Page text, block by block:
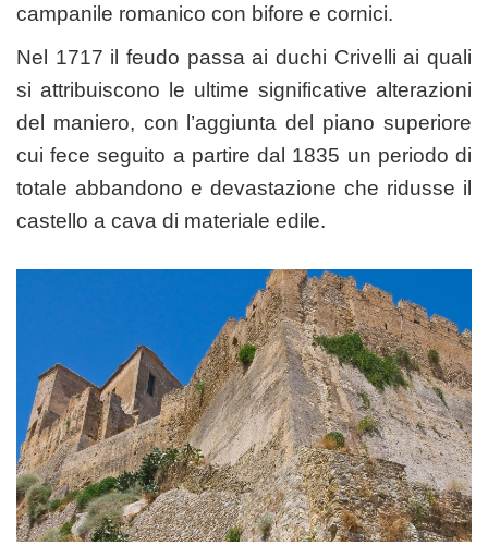
campanile romanico con bifore e cornici.
Nel 1717 il feudo passa ai duchi Crivelli ai quali
si attribuiscono le ultime significative alterazioni
del maniero, con l’aggiunta del piano superiore
cui fece seguito a partire dal 1835 un periodo di
totale abbandono e devastazione che ridusse il
castello a cava di materiale edile.